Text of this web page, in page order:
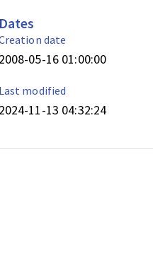
Dates
date
2008-05-16 01:00:00
Last modified
2024-11-13 04:32:24